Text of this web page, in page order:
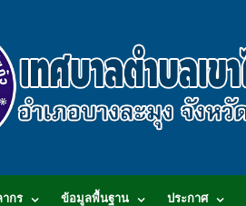
กร ข้อมูลพื้นฐาน ประกาศ